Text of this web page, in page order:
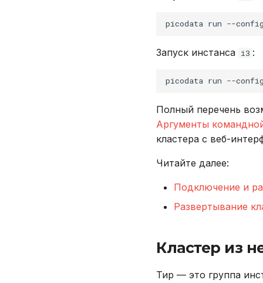
picodata run --config
Запуск инстанса i3 :
picodata run --config
Полный перечень
Аргументы
кластера с веб-
Читайте далее:
Подключение и
Развертывание
Кластер из
Тир — это группа